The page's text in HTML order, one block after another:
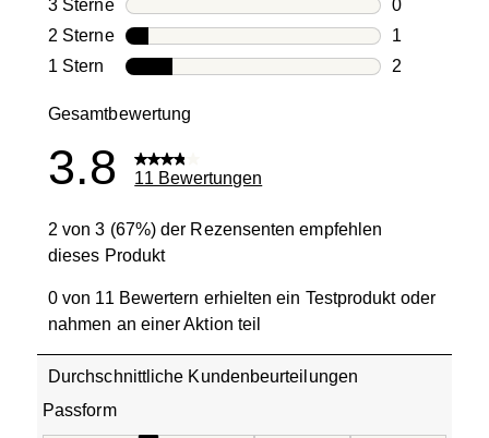
3 SterneSterne
0
0
2 SterneSterne
1
1
1 Stern Sterne
2
Gesamtbewertung
3.8 11 Bewertungen
2 von 3 (67%) der Rezensenten empfehlen
dieses Produkt
0 von 11 Bewertern erhielten ein Testprodukt oder
nahmen an einer Aktion teil
Durchschnittliche Kundenbeurteilungen
Passform